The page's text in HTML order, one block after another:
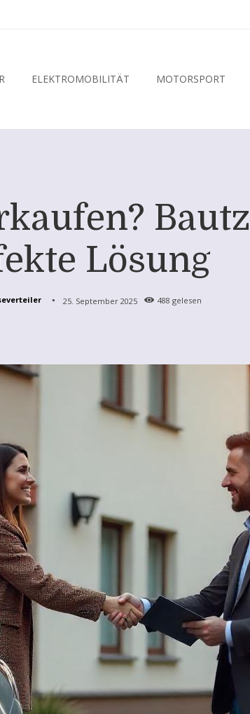
ELEKTROMOBILITÄT MOTORSPORT
Lösung
25. September 2025 488 gelesen